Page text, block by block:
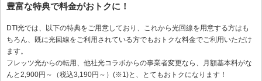
豊富な特典で料金がおトクに！
DTI光では、以下の特典をご用意しており、これから光回線を用意する方はも
ちろん、既に光回線をご利用されている方でもおトクな料金でご利用いただけ
ます。
フレッツ光からの転用、他社光コラボからの事業者変更なら、月額基本料がな
んと2,900円～（税込3,190円～）(※1)と、とてもおトクになります！